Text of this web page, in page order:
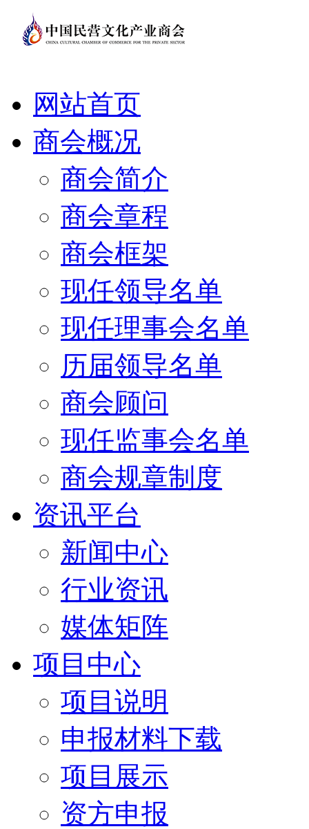
网站首页
商会概况
商会简介
商会章程
商会框架
现任领导名单
现任理事会名单
历届领导名单
商会顾问
现任监事会名单
商会规章制度
资讯平台
新闻中心
行业资讯
媒体矩阵
项目中心
项目说明
申报材料下载
项目展示
资方申报